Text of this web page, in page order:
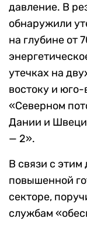
давление. В
обнаружили
на глубине от
утечках на
востоку и юго-
«Северном
Дании и
— 2».
В связи с
повышенной
секторе,
службам